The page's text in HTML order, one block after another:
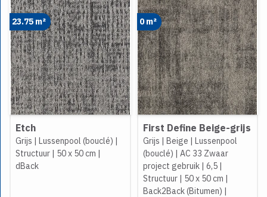
23.75 m²
Etch
Grijs | Lussenpool (bouclé) |
Structuur | 50 x 50 cm |
dBack
0 m²
First Define Beige-grijs
Grijs | Beige | Lussenpool
(bouclé) | AC 33 Zwaar
project gebruik| 6,5|
Structuur| 50 x 50 cm |
Back2Back (Bitumen) |